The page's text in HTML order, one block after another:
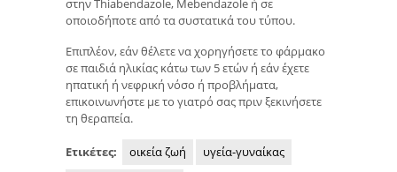
στην Thiabendazole, Mebendazole ή σε
οποιοδήποτε από τα συστατικά του τύπου.
Επιπλέον, εάν θέλετε να χορηγήσετε το φάρμακο
σε παιδιά ηλικίας κάτω των 5 ετών ή εάν έχετε
ηπατική ή νεφρική νόσο ή προβλήματα,
επικοινωνήστε με το γιατρό σας πριν ξεκινήσετε
τη θεραπεία.
Ετικέτες: οικεία ζωή
υγεία-γυναίκας